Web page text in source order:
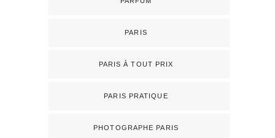
PARIS
PARIS À TOUT PRIX
PARIS PRATIQUE
PHOTOGRAPHE PARIS